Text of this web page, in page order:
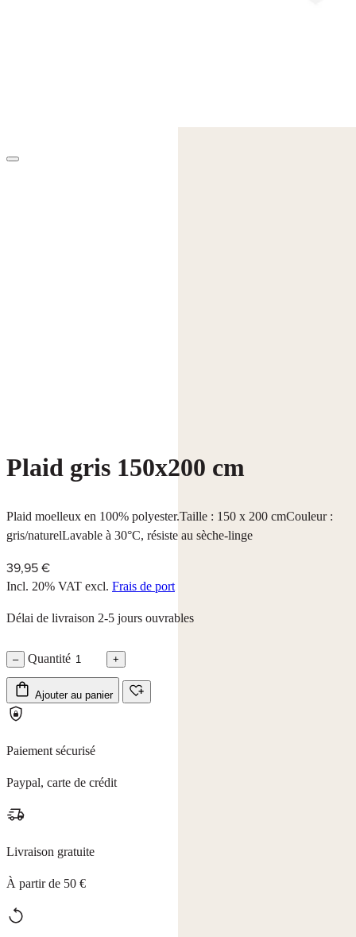
Plaid gris 150x200 cm
Plaid moelleux en 100% polyester.Taille : 150 x 200 cmCouleur :
gris/naturelLavable à 30°C, résiste au sèche-linge
39,95 €
Incl. 20% VAT excl. Frais de port
Délai de livraison 2-5 jours ouvrables
– Quantité +
Ajouter au panier
Paiement sécurisé
Paypal, carte de crédit
Livraison gratuite
À partir de 50 €